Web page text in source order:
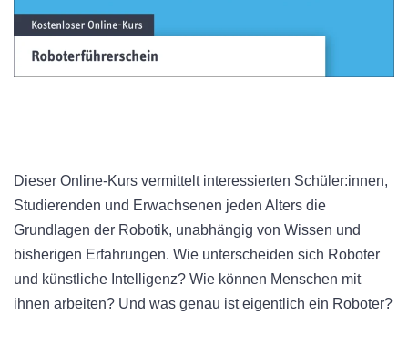
Dieser Online-Kurs vermittelt interessierten Schüler:innen,
Studierenden und Erwachsenen jeden Alters die
Grundlagen der Robotik, unabhängig von Wissen und
bisherigen Erfahrungen. Wie unterscheiden sich Roboter
und künstliche Intelligenz? Wie können Menschen mit
ihnen arbeiten? Und was genau ist eigentlich ein Roboter?